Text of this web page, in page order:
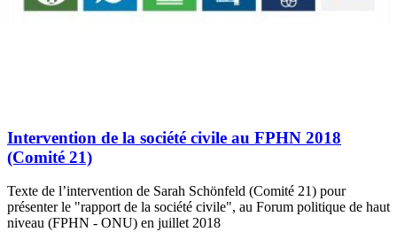
Intervention de la société civile au FPHN 2018
(Comité 21)
Texte de l’intervention de Sarah Schönfeld (Comité 21) pour
présenter le "rapport de la société civile", au Forum politique de haut
niveau (FPHN - ONU) en juillet 2018